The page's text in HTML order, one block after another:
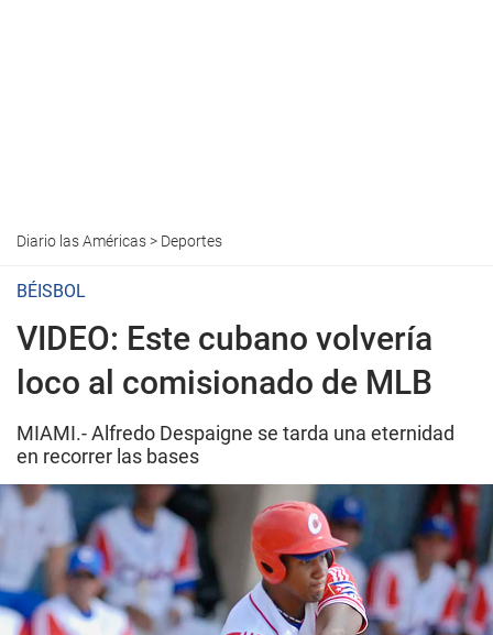
Diario las Américas> Deportes
BÉISBOL
VIDEO: Este cubano volvería
loco al comisionado de MLB
MIAMI.- Alfredo Despaigne se tarda una eternidad
en recorrer las bases